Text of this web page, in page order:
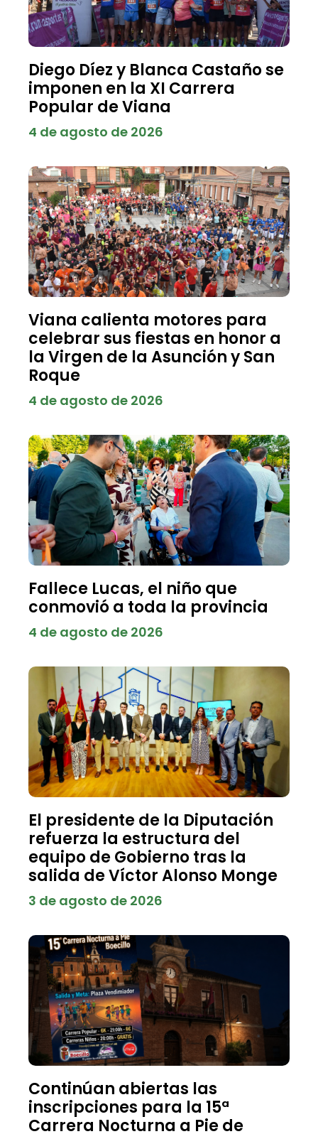
Diego Díez y Blanca Castaño se
imponen en la XI Carrera
Popular de Viana
4 de agosto de 2026
Viana calienta motores para
celebrar sus fiestas en honor a
la Virgen de la Asunción y San
Roque
4 de agosto de 2026
Fallece Lucas, el niño que
conmovió a toda la provincia
4 de agosto de 2026
El presidente de la Diputación
refuerza la estructura del
equipo de Gobierno tras la
salida de Víctor Alonso Monge
3 de agosto de 2026
Continúan abiertas las
inscripciones para la 15ª
Carrera Nocturna a Pie de